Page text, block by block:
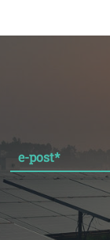
e-post*